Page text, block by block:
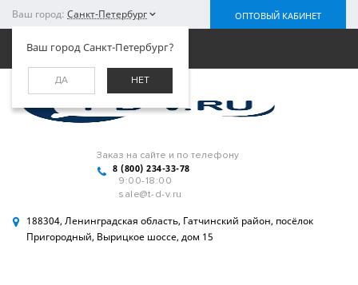
Ваш город: Санкт-Петербург
Ваш город Санкт-Петербург?
ДА НЕТ
ОПТОВЫЙ КАБИНЕТ
Заказ на сайте и по телефону
8 (800) 234-33-78
9:00-18:00
sale@t-d-v.ru
188304, Ленинградская область, Гатчинский район, посёлок
Пригородный, Вырицкое шоссе, дом 15
Меню